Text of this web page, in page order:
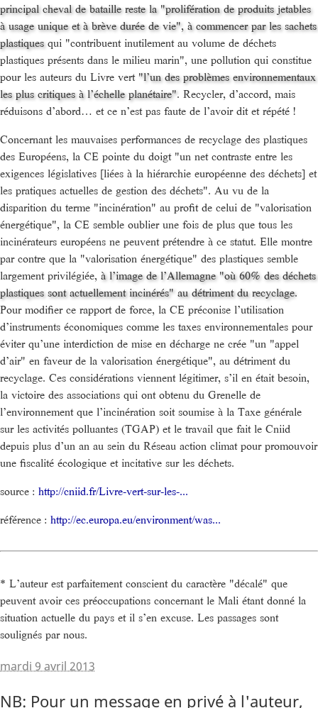
principal cheval de bataille reste la "prolifération de produits jetables
à usage unique et à brève durée de vie", à commencer par les sachets
plastiquesqui "contribuent inutilement au volume de déchets
plastiques présents dans le milieu marin", une pollution qui constitue
pour les auteurs du Livre vert "l’un des problèmes environnementaux
les plus critiques à l’échelle planétaire". Recycler, d’accord, mais
réduisons d’abord… et ce n’est pas faute de l’avoir dit et répété !
Concernant les mauvaises performances de recyclage des plastiques
des Européens, la CE pointe du doigt "un net contraste entre les
exigences législatives [liées à la hiérarchie européenne des déchets] et
les pratiques actuelles de gestion des déchets". Au vu de la
disparition du terme "incinération" au profit de celui de "valorisation
énergétique", la CE semble oublier une fois de plus que tous les
incinérateurs européens ne peuvent prétendre à ce statut. Elle montre
par contre que la "valorisation énergétique" des plastiques semble
largement privilégiée, à l’image de l’Allemagne "où 60% des déchets
plastiques sont actuellement incinérés" au détriment du recyclage.
Pour modifier ce rapport de force, la CE préconise l’utilisation
d’instruments économiques comme les taxes environnementales pour
éviter qu’une interdiction de mise en décharge ne crée "un "appel
d’air" en faveur de la valorisation énergétique", au détriment du
recyclage. Ces considérations viennent légitimer, s’il en était besoin,
la victoire des associations qui ont obtenu du Grenelle de
l’environnement que l’incinération soit soumise à la Taxe générale
sur les activités polluantes (TGAP) et le travail que fait le Cniid
depuis plus d’un an au sein du Réseau action climat pour promouvoir
une fiscalité écologique et incitative sur les déchets.
source : http://cniid.fr/Livre-vert-sur-les-...
référence : http://ec.europa.eu/environment/was...
* L’auteur est parfaitement conscient du caractère "décalé" que
peuvent avoir ces préoccupations concernant le Mali étant donné la
situation actuelle du pays et il s’en excuse. Les passages sont
soulignés par nous.
mardi 9 avril 2013
NB: Pour un message en privé à l'auteur,